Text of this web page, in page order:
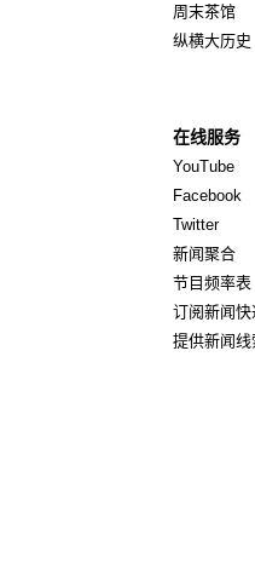
周末茶馆
纵横大历史
在线服务
YouTube
Facebook
Twitter
新闻聚合
节目频率表
订阅新闻快
提供新闻线